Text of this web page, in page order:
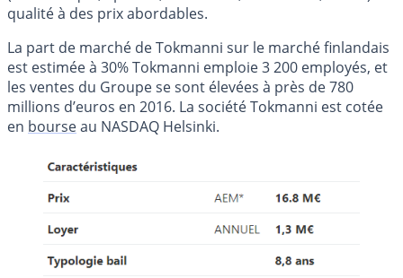
qualité à des prix abordables.
La part de marché de Tokmanni sur le marché finlandais
est estimée à 30% Tokmanni emploie 3 200 employés, et
les ventes du Groupe se sont élevées à près de 780
millions d’euros en 2016. La société Tokmanni est cotée
en bourseau NASDAQ Helsinki.